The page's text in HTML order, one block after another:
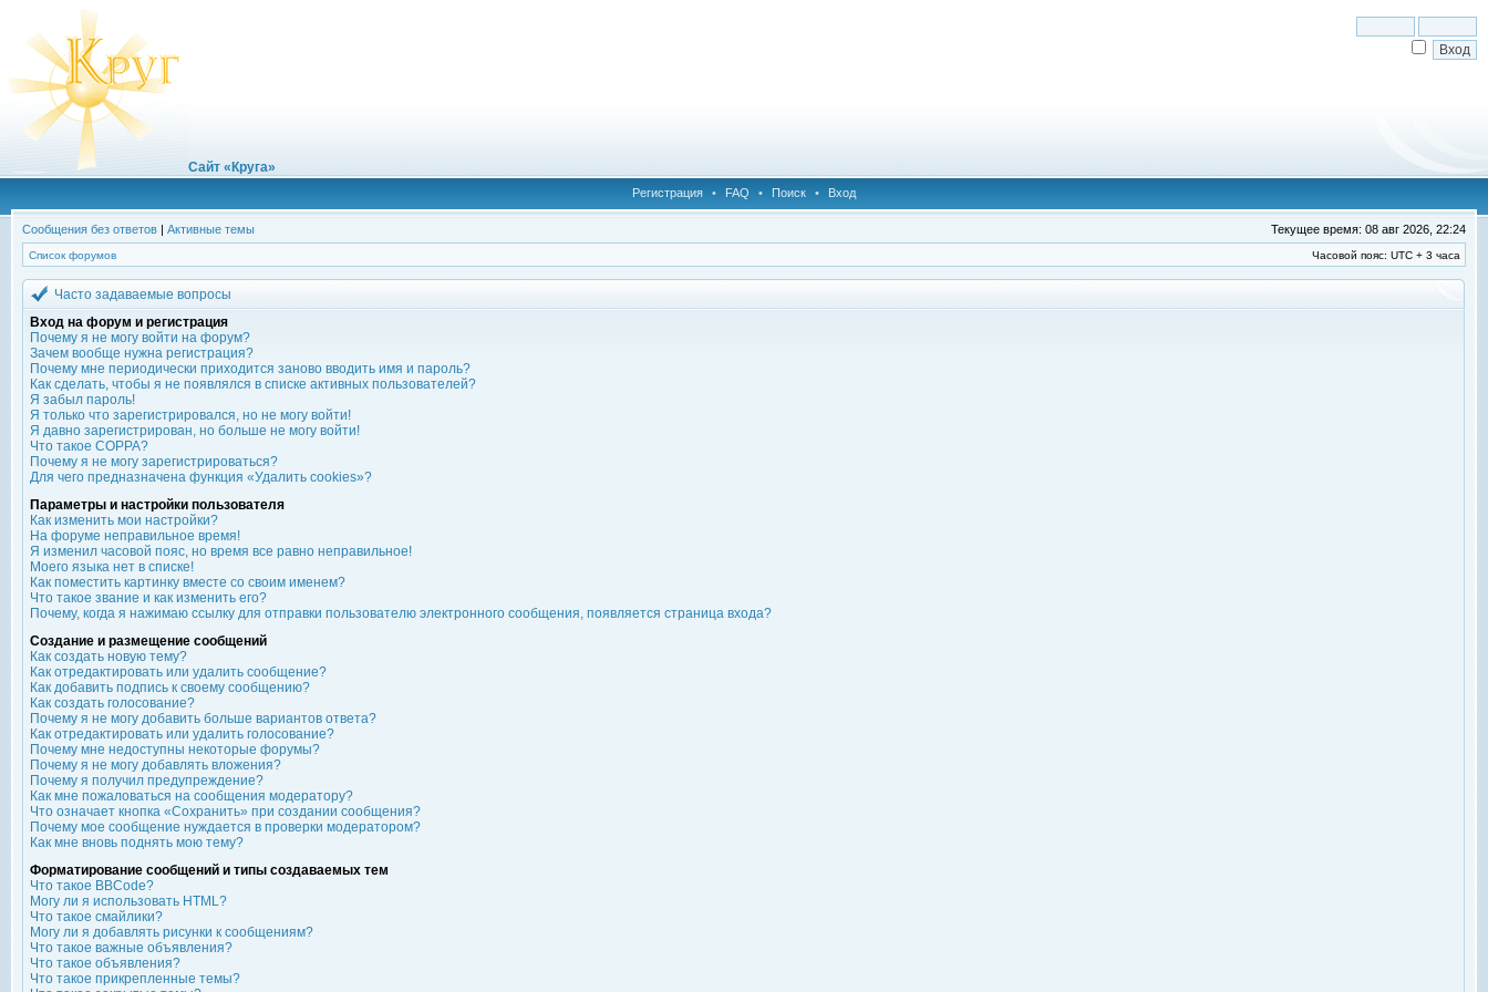
Сайт «Круга»
Регистрация • FAQ • Поиск • Вход
Сообщения без ответов | Активные темы Текущее время: 08 авг 2026, 22:24
Список форумов Часовой пояс: UTC + 3 часа
Часто задаваемые вопросы
Вход на форум и регистрация
Почему я не могу войти на форум?
Зачем вообще нужна регистрация?
Почему мне периодически приходится заново вводить имя и пароль?
Как сделать, чтобы я не появлялся в списке активных пользователей?
Я забыл пароль!
Я только что зарегистрировался, но не могу войти!
Я давно зарегистрирован, но больше не могу войти!
Что такое COPPA?
Почему я не могу зарегистрироваться?
Для чего предназначена функция «Удалить cookies»?
Параметры и настройки пользователя
Как изменить мои настройки?
На форуме неправильное время!
Я изменил часовой пояс, но время все равно неправильное!
Моего языка нет в списке!
Как поместить картинку вместе со своим именем?
Что такое звание и как изменить его?
Почему, когда я нажимаю ссылку для отправки пользователю электронного сообщения, появляется страница входа?
Создание и размещение сообщений
Как создать новую тему?
Как отредактировать или удалить сообщение?
Как добавить подпись к своему сообщению?
Как создать голосование?
Почему я не могу добавить больше вариантов ответа?
Как отредактировать или удалить голосование?
Почему мне недоступны некоторые форумы?
Почему я не могу добавлять вложения?
Почему я получил предупреждение?
Как мне пожаловаться на сообщения модератору?
Что означает кнопка «Сохранить» при создании сообщения?
Почему мое сообщение нуждается в проверки модератором?
Как мне вновь поднять мою тему?
Форматирование сообщений и типы создаваемых тем
Что такое BBCode?
Могу ли я использовать HTML?
Что такое смайлики?
Могу ли я добавлять рисунки к сообщениям?
Что такое важные объявления?
Что такое объявления?
Что такое прикрепленные темы?